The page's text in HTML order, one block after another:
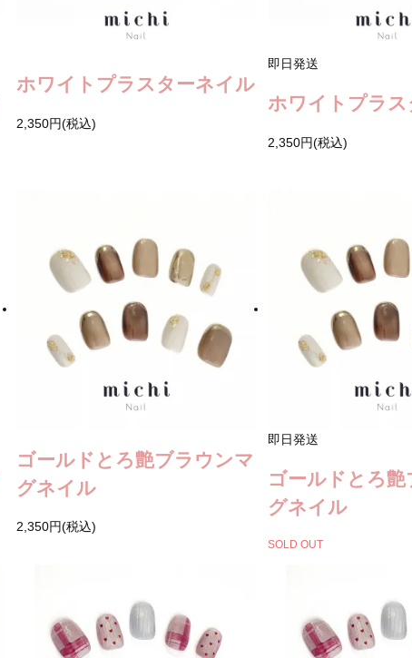
ホワイトプラスターネイル
2,350円(税込)
即日発送
ホワイトプラ
2,350円(税込)
ゴールドとろ艶ブラウンマ
グネイル
2,350円(税込)
即日発送
ゴールドとろ
グネイル
SOLD OUT